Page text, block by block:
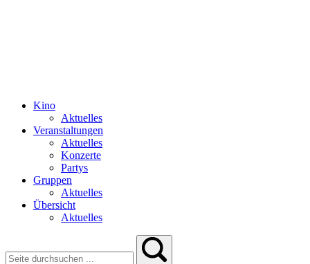
Kino
Aktuelles
Veranstaltungen
Aktuelles
Konzerte
Partys
Gruppen
Aktuelles
Übersicht
Aktuelles